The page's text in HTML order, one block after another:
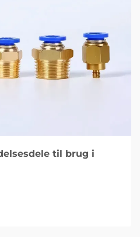
til brug i